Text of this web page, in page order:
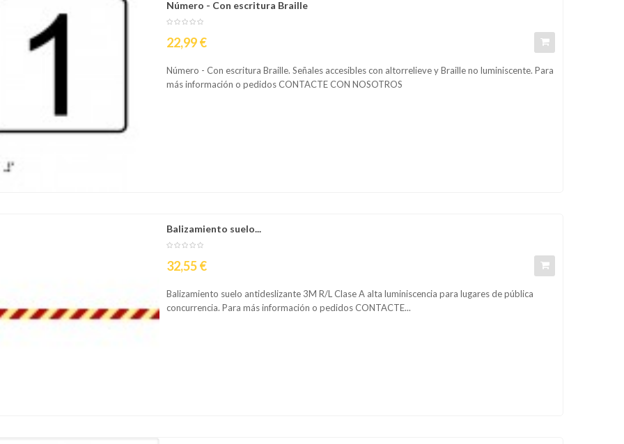
Número - Con escritura Braille
Precio
22,99 €
Número - Con escritura Braille. Señales accesibles con altorrelieve y Braille no luminiscente. Para
más información o pedidos CONTACTE CON NOSOTROS
Balizamiento suelo...
Precio
32,55 €
Balizamiento suelo antideslizante 3M R/L Clase A alta luminiscencia para lugares de pública
concurrencia. Para más información o pedidos CONTACTE...